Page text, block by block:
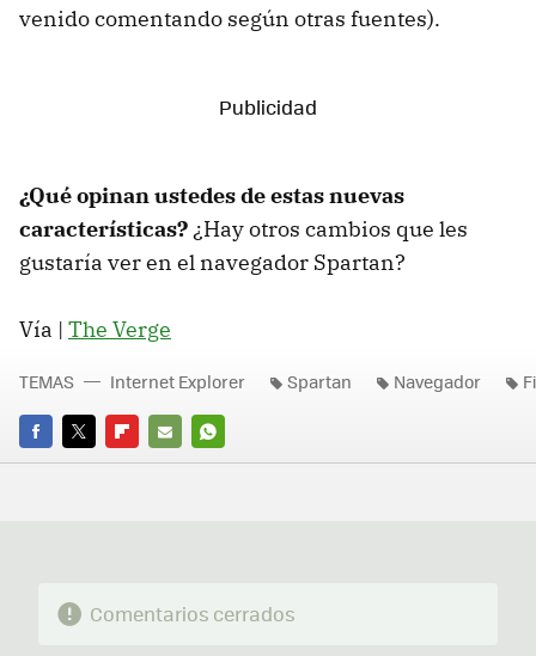
venido comentando según otras fuentes).
¿Qué opinan ustedes de estas nuevas
características?¿Hay otros cambios que les
gustaría ver en el navegador Spartan?
Vía | The Verge
FACEBOOK
TWITTERFLIPBOARD
E-
WHATSAPP
TEMAS Internet Explorer Spartan Navegador
Comentarios cerrados